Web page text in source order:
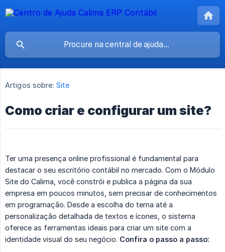
Artigos sobre: Site
Como criar e configurar um site?
Ter uma presença online profissional é fundamental para
destacar o seu escritório contábil no mercado. Com o Módulo
Site do Calima, você constrói e publica a página da sua
empresa em poucos minutos, sem precisar de conhecimentos
em programação. Desde a escolha do tema até a
personalização detalhada de textos e ícones, o sistema
oferece as ferramentas ideais para criar um site com a
identidade visual do seu negócio. Confira o passo a passo: